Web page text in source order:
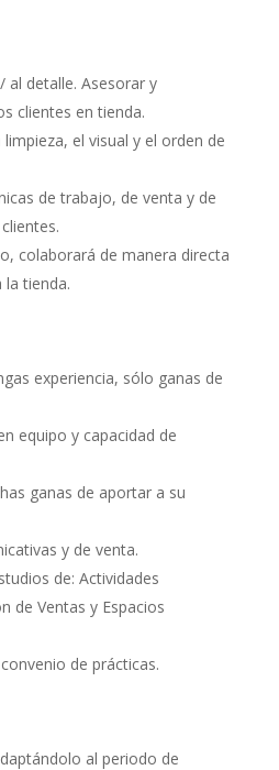
al detalle. Asesorar y
clientes en tienda.
el visual y el orden de
de trabajo, de venta y de
colaborará de manera directa
la tienda.
experiencia, sólo ganas de
equipo y capacidad de
ganas de aportar a su
y de venta.
de: Actividades
de Ventas y Espacios
de prácticas.
al periodo de